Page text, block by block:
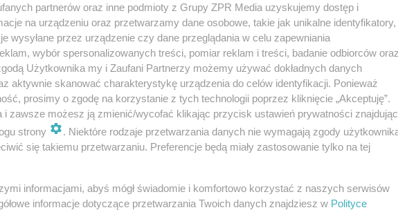
trudnym, ale jednocześnie też widowiskowym sportem ekstremalnym. Polega
przeszkód napotkanych na drodze w jak najszybszym czasie. Kilka dni
pojawił się fil…
dodano 22-4-2024
22-latek we Wrocławiu. Wiesz, gdzie może być?
akcją poszukiwawczą WOP…
partnerów oraz inne podmioty z Grupy ZPR Media uzyskujemy dostęp i
na urządzeniu oraz przetwarzamy dane osobowe, takie jak unikalne identyfikatory,
wysyłane przez urządzenie czy dane przeglądania w celu zapewniania
wybór spersonalizowanych treści, pomiar reklam i treści, badanie odbiorców oraz
Użytkownika my i Zaufani Partnerzy możemy używać dokładnych danych
aktywnie skanować charakterystykę urządzenia do celów identyfikacji. Ponieważ
prosimy o zgodę na korzystanie z tych technologii poprzez kliknięcie „Akceptuję”.
i zawsze możesz ją zmienić/wycofać klikając przycisk ustawień prywatności
strony
. Niektóre rodzaje przetwarzania danych nie wymagają zgody
się takiemu przetwarzaniu. Preferencje będą miały zastosowanie tylko na tej
informacjami, abyś mógł świadomie i komfortowo korzystać z naszych serwisów
informacje dotyczące przetwarzania Twoich danych znajdziesz w Polityce